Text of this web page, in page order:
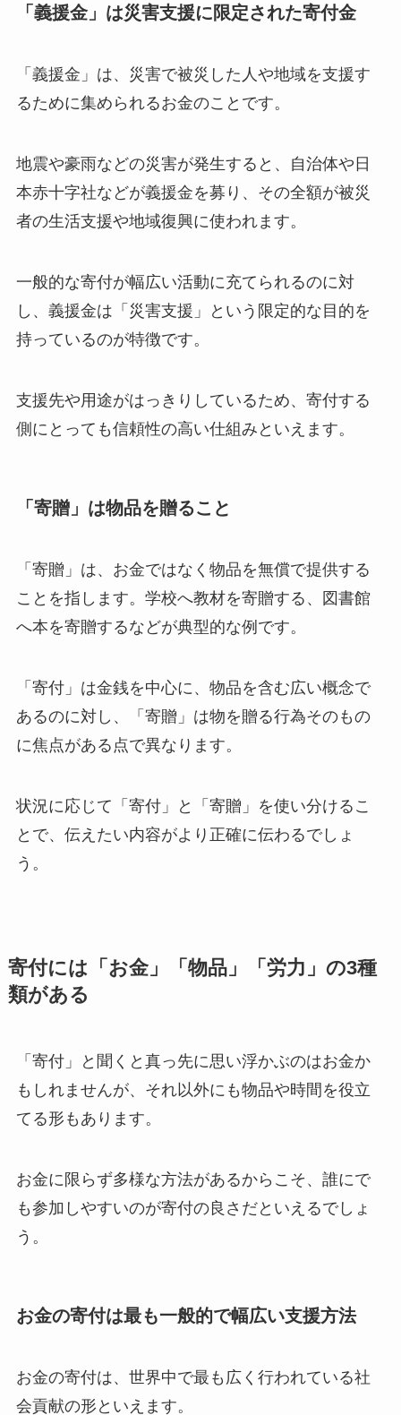
「義援金」は災害支援に限定された寄付金
「義援金」は、災害で被災した人や地域を支援す
るために集められるお金のことです。
地震や豪雨などの災害が発生すると、自治体や日
本赤十字社などが義援金を募り、その全額が被災
者の生活支援や地域復興に使われます。
一般的な寄付が幅広い活動に充てられるのに対
し、義援金は「災害支援」という限定的な目的を
持っているのが特徴です。
支援先や用途がはっきりしているため、寄付する
側にとっても信頼性の高い仕組みといえます。
「寄贈」は物品を贈ること
「寄贈」は、お金ではなく物品を無償で提供する
ことを指します。学校へ教材を寄贈する、図書館
へ本を寄贈するなどが典型的な例です。
「寄付」は金銭を中心に、物品を含む広い概念で
あるのに対し、「寄贈」は物を贈る行為そのもの
に焦点がある点で異なります。
状況に応じて「寄付」と「寄贈」を使い分けるこ
とで、伝えたい内容がより正確に伝わるでしょ
う。
寄付には「お金」「物品」「労力」の3種
類がある
「寄付」と聞くと真っ先に思い浮かぶのはお金か
もしれませんが、それ以外にも物品や時間を役立
てる形もあります。
お金に限らず多様な方法があるからこそ、誰にで
も参加しやすいのが寄付の良さだといえるでしょ
う。
お金の寄付は最も一般的で幅広い支援方法
お金の寄付は、世界中で最も広く行われている社
会貢献の形といえます。